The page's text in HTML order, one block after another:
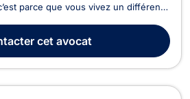
parce que vous vivez un différend
- Vous êtes à cran. Vous n'êtes pas
cela arr...cet avocat